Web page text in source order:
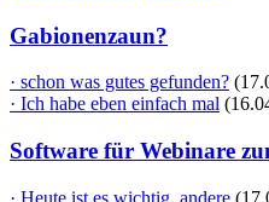
Gabionenzaun?
· schon was gutes gefunden?
· Ich habe eben einfach mal
Software für Webinare
· Heute ist es wichtig, andere